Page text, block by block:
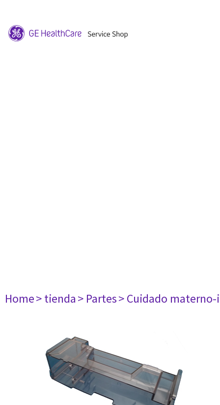
Home> tienda> Partes> Cuidado